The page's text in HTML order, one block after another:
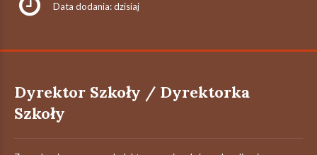
Data dodania: dzisiaj
Dyrektor Szkoły / Dyrektorka
Szkoły